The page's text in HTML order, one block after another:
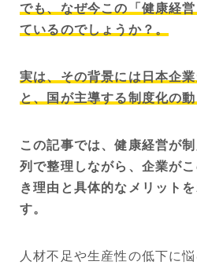
でも、なぜ今この「健康経
ているのでしょうか？。
実は、その背景には日本企
と、国が主導する制度化の動
この記事では、健康経営が
列で整理しながら、企業が
き理由と具体的なメリット
す。
人材不足や生産性の低下に